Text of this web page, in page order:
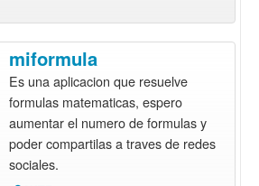
miformula
Es una aplicacion que resuelve
formulas matematicas, espero
aumentar el numero de formulas y
poder compartilas a traves de redes
sociales.